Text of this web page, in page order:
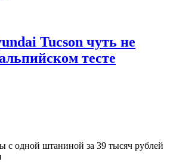
Tucson чуть не
тесте
с одной штаниной за 39 тысяч рублей